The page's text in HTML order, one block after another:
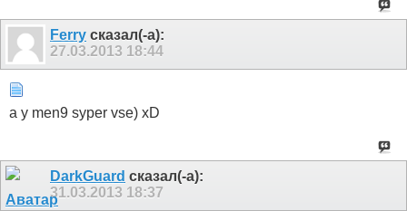
Ferry сказал(-а):
27.03.2013 18:44
a y men9 syper vse) xD
DarkGuard сказал(-а):
31.03.2013 18:37